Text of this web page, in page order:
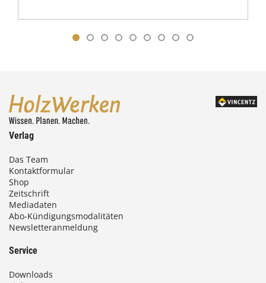
Verlag
Das Team
Kontaktformular
Shop
Zeitschrift
Mediadaten
Abo-Kündigungsmodalitäten
Newsletteranmeldung
Service
Downloads